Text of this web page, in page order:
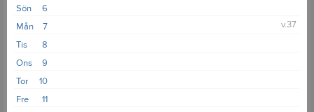
6
Sön
7
Mån
v.37
8
Tis
9
Ons
10
Tor
11
Fre